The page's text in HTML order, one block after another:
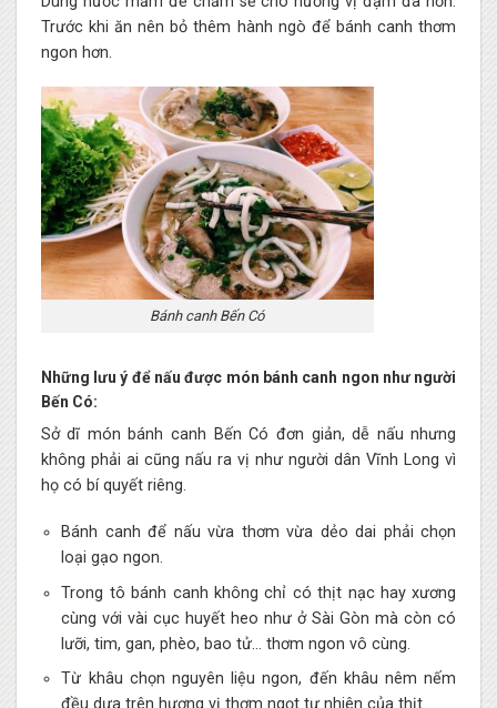
Trước khi ăn nên bỏ thêm hành ngò để bánh canh thơm
ngon hơn.
Bánh canh Bến Có
Những lưu ý để nấu được món bánh canh ngon như người
Bến Có:
Sở dĩ món bánh canh Bến Có đơn giản, dễ nấu nhưng
không phải ai cũng nấu ra vị như người dân Vĩnh Long vì
họ có bí quyết riêng.
Bánh canh để nấu vừa thơm vừa dẻo dai phải chọn
loại gạo ngon.
Trong tô bánh canh không chỉ có thịt nạc hay xương
cùng với vài cục huyết heo như ở Sài Gòn mà còn có
lưỡi, tim, gan, phèo, bao tử… thơm ngon vô cùng.
Từ khâu chọn nguyên liệu ngon, đến khâu nêm nếm